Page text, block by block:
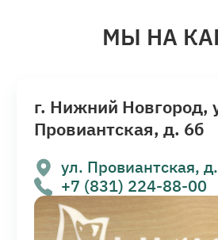
МЫ НА
г. Нижний Новгород,
Провиантская, д. 6б
ул. Провиантская,
+7 (831) 224-88-00